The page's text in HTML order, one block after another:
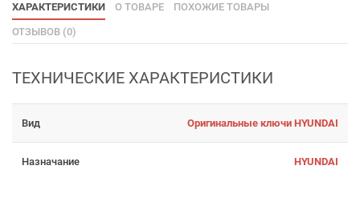
ХАРАКТЕРИСТИКИ О ТОВАРЕ ПОХОЖИЕ ТОВАРЫ
ОТЗЫВОВ (0)
ТЕХНИЧЕСКИЕ ХАРАКТЕРИСТИКИ
Вид Оригинальные ключи HYUNDAI
Назначание HYUNDAI